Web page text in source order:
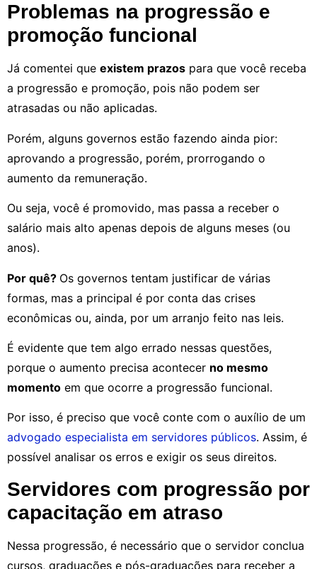
Problemas na progressão e
promoção funcional
Já comentei que existem prazos para que você receba
a progressão e promoção, pois não podem ser
atrasadas ou não aplicadas.
Porém, alguns governos estão fazendo ainda pior:
aprovando a progressão, porém, prorrogando o
aumento da remuneração.
Ou seja, você é promovido, mas passa a receber o
salário mais alto apenas depois de alguns meses (ou
anos).
Por quê? Os governos tentam justificar de várias
formas, mas a principal é por conta das crises
econômicas ou, ainda, por um arranjo feito nas leis.
É evidente que tem algo errado nessas questões,
porque o aumento precisa acontecer no mesmo
momento em que ocorre a progressão funcional.
Por isso, é preciso que você conte com o auxílio de um
advogado especialista em servidores públicos. Assim, é
possível analisar os erros e exigir os seus direitos.
Servidores com progressão por
capacitação em atraso
Nessa progressão, é necessário que o servidor conclua
cursos, graduações e pós-graduações para receber a